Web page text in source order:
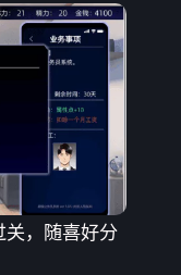
关，随喜好分